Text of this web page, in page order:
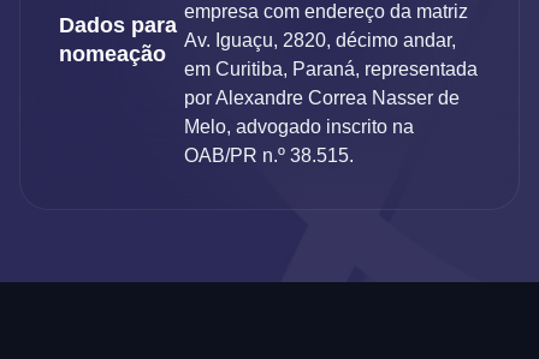
Dados para
nomeação
empresa com endereço da matriz
Av. Iguaçu, 2820, décimo andar,
em Curitiba, Paraná, representada
por Alexandre Correa Nasser de
Melo, advogado inscrito na
OAB/PR n.º 38.515.